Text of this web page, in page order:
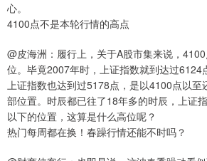
心。
4100点不是本轮行情的高点
@皮海洲：履行上，关于A股市集来说，
位。毕竟2007年时，上证指数就到达过6124
上证指数也达到过5178点，是以4100点以至
部位置。时辰都已往了18年多的时辰，上证
以下的位置，这算是什么高位呢？
热门每周都在换！春躁行情还能不时吗？